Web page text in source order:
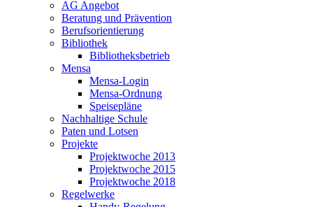
AG Angebot
Beratung und Prävention
Berufsorientierung
Bibliothek
Bibliotheksbetrieb
Mensa
Mensa-Login
Mensa-Ordnung
Speisepläne
Nachhaltige Schule
Paten und Lotsen
Projekte
Projektwoche 2013
Projektwoche 2015
Projektwoche 2018
Regelwerke